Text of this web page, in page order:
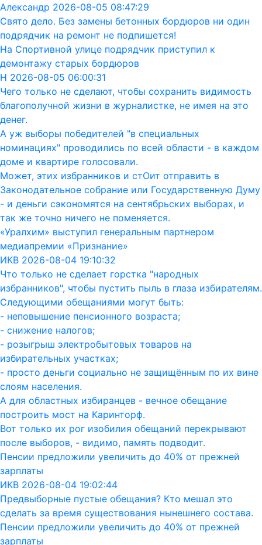
Александр 2026-08-05 08:47:29
Свято дело. Без замены бетонных бордюров ни один
подрядчик на ремонт не подпишется!
На Спортивной улице подрядчик приступил к
демонтажу старых бордюров
Н 2026-08-05 06:00:31
Чего только не сделают, чтобы сохранить видимость
благополучной жизни в журналистке, не имея на это
денег.
А уж выборы победителей "в специальных
номинациях" проводились по всей области - в каждом
доме и квартире голосовали.
Может, этих избранников и стОит отправить в
Законодательное собрание или Государственную Думу
- и деньги сэкономятся на сентябрьских выборах, и
так же точно ничего не поменяется.
«Уралхим» выступил генеральным партнером
медиапремии «Признание»
ИКВ 2026-08-04 19:10:32
Что только не сделает горстка "народных
избранников", чтобы пустить пыль в глаза избирателям.
Следующими обещаниями могут быть:
- неповышение пенсионного возраста;
- снижение налогов;
- розыгрыш электробытовых товаров на
избирательных участках;
- просто деньги социально не защищённым по их вине
слоям населения.
А для областных избиранцев - вечное обещание
построить мост на Каринторф.
Вот только их рог изобилия обещаний перекрывают
после выборов, - видимо, память подводит.
Пенсии предложили увеличить до 40% от прежней
зарплаты
ИКВ 2026-08-04 19:02:44
Предвыборные пустые обещания? Кто мешал это
сделать за время существования нынешнего состава.
Пенсии предложили увеличить до 40% от прежней
зарплаты